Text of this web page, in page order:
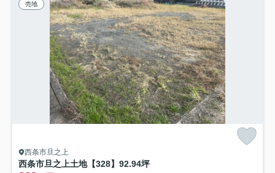
売地
西条市旦之上
西条市旦之上土地【328】92.94坪